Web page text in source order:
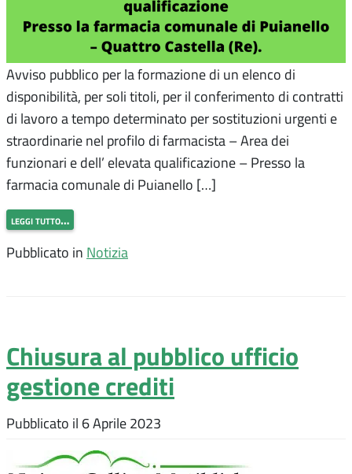
Avviso pubblico per la formazione di un elenco di
disponibilità, per soli titoli, per il conferimento di contratti
di lavoro a tempo determinato per sostituzioni urgenti e
straordinarie nel profilo di farmacista – Area dei
funzionari e dell’ elevata qualificazione – Presso la
farmacia comunale di Puianello […]
leggi tutto…
Pubblicato in Notizia
Chiusura al pubblico ufficio
gestione crediti
Pubblicato il 6 Aprile 2023